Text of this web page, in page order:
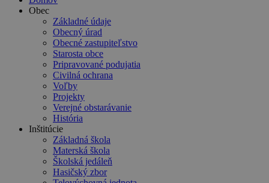
Obec
Základné údaje
Obecný úrad
Obecné zastupiteľstvo
Starosta obce
Pripravované podujatia
Civilná ochrana
Voľby
Projekty
Verejné obstarávanie
História
Inštitúcie
Základná škola
Materská škola
Školská jedáleň
Hasičský zbor